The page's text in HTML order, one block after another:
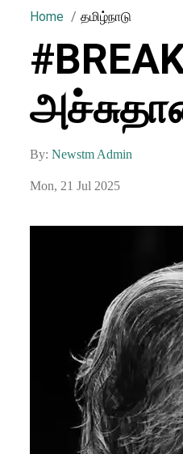
Home தமிழ்நாடு
By: Newstm Admin
Mon, 21 Jul 2025